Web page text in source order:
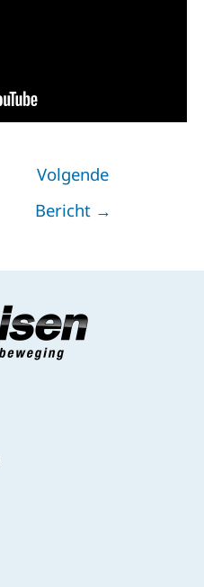
Volgende
Bericht →